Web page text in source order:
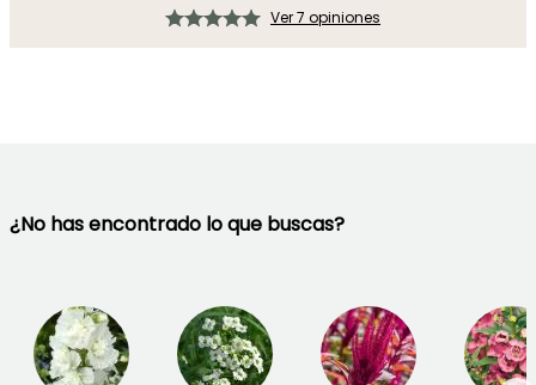
Ver 7 opiniones
¿No has encontrado lo que buscas?